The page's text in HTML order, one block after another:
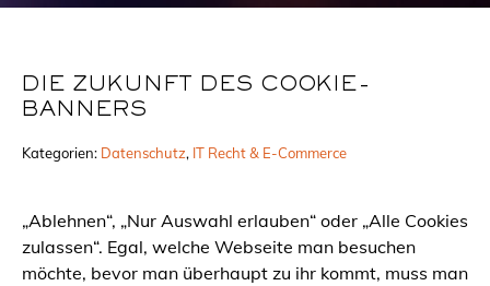
DIE ZUKUNFT DES COOKIE-
BANNERS
Kategorien: Datenschutz, IT Recht & E-Commerce
„Ablehnen“, „Nur Auswahl erlauben“ oder „Alle Cookies
zulassen“. Egal, welche Webseite man besuchen
möchte, bevor man überhaupt zu ihr kommt, muss man